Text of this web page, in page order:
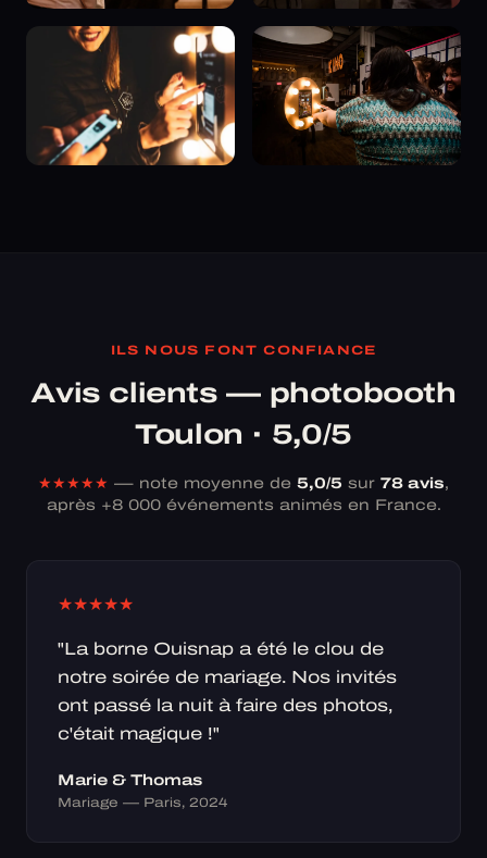
ILS NOUS FONT CONFIANCE
Avis clients — photobooth
Toulon · 5,0/5
★★★★★ — note moyenne de 5,0/5 sur 78 avis,
après +8 000 événements animés en France.
★★★★★
"La borne Ouisnap a été le clou de
notre soirée de mariage. Nos invités
ont passé la nuit à faire des photos,
c'était magique !"
Marie & Thomas
Mariage — Paris, 2024